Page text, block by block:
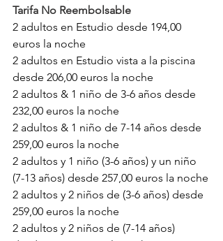
Tarifa No Reembolsable
2 adultos en Estudio desde 194,00
euros la noche
2 adultos en Estudio vista a la piscina
desde 206,00 euros la noche
2 adultos & 1 niño de 3-6 años desde
232,00 euros la noche
2 adultos & 1 niño de 7-14 años desde
259,00 euros la noche
2 adultos y 1 niño (3-6 años) y un niño
(7-13 años) desde 257,00 euros la noche
2 adultos y 2 niños de (3-6 años) desde
259,00 euros la noche
2 adultos y 2 niños de (7-14 años)